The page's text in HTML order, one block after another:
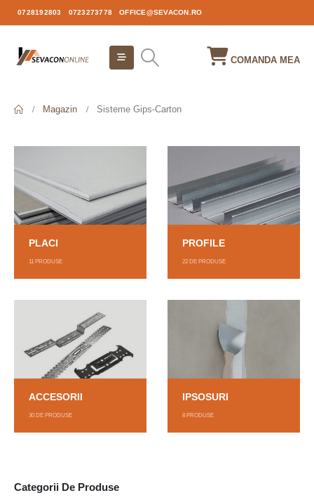
0728192803 0723273778 OFFICE@SEVACON.RO
COMANDA MEA
Magazin Sisteme Gips-Carton
PLACI
11 PRODUSE
PROFILE
22 DE PRODUSE
ACCESORII
30 DE PRODUSE
IPSOSURI
8 PRODUSE
Categorii De Produse